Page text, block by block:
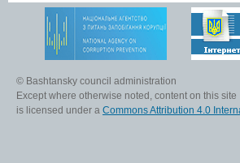
© Bashtansky council administration
Except where otherwise noted, content on this site
is licensed under a Commons Attribution 4.0